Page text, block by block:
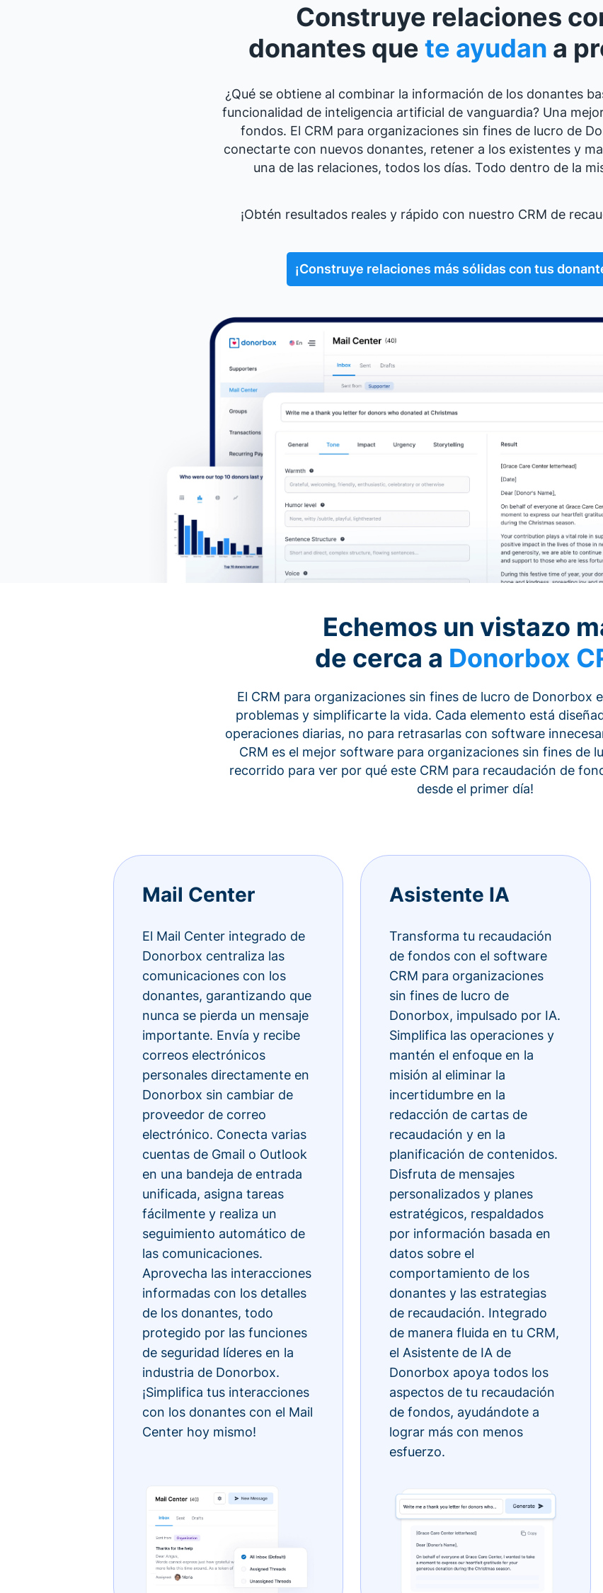
Construye relaciones
donantes que te ayudan a
¿Qué se obtiene al combinar la información de los donantes
funcionalidad de inteligencia artificial de vanguardia? Una
fondos. El CRM para organizaciones sin fines de lucro de
conectarte con nuevos donantes, retener a los existentes y
una de las relaciones, todos los días. Todo dentro de la
¡Obtén resultados reales y rápido con nuestro CRM de
¡Construye relaciones más sólidas con tus
Echemos un vistazo
de cerca a Donorbox
El CRM para organizaciones sin fines de lucro de Donorbox
problemas y simplificarte la vida. Cada elemento está
operaciones diarias, no para retrasarlas con software
CRM es el mejor software para organizaciones sin fines de
recorrido para ver por qué este CRM para recaudación de
desde el primer día!
Mail Center
El Mail Center integrado de
Donorbox centraliza las
comunicaciones con los
donantes, garantizando que
nunca se pierda un mensaje
importante. Envía y recibe
correos electrónicos
personales directamente en
Donorbox sin cambiar de
proveedor de correo
electrónico. Conecta varias
cuentas de Gmail o Outlook
en una bandeja de entrada
unificada, asigna tareas
fácilmente y realiza un
seguimiento automático de
las comunicaciones.
Aprovecha las interacciones
informadas con los detalles
de los donantes, todo
protegido por las funciones
de seguridad líderes en la
industria de Donorbox.
¡Simplifica tus interacciones
con los donantes con el Mail
Center hoy mismo!
Asistente IA
Transforma tu recaudación
de fondos con el software
CRM para organizaciones
sin fines de lucro de
Donorbox, impulsado por IA.
Simplifica las operaciones y
mantén el enfoque en la
misión al eliminar la
incertidumbre en la
redacción de cartas de
recaudación y en la
planificación de contenidos.
Disfruta de mensajes
personalizados y planes
estratégicos, respaldados
por información basada en
datos sobre el
comportamiento de los
donantes y las estrategias
de recaudación. Integrado
de manera fluida en tu CRM,
el Asistente de IA de
Donorbox apoya todos los
aspectos de tu recaudación
de fondos, ayudándote a
lograr más con menos
esfuerzo.